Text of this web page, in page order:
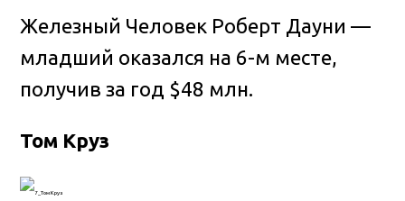
Железный Человек Роберт Дауни —
младший оказался на 6-м месте,
получив за год $48 млн.
Том Круз